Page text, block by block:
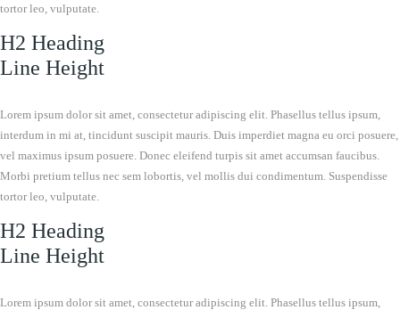
tortor leo, vulputate.
H2 Heading
Line Height
Lorem ipsum dolor sit amet, consectetur adipiscing elit. Phasellus tellus ipsum,
interdum in mi at, tincidunt suscipit mauris. Duis imperdiet magna eu orci posuere,
vel maximus ipsum posuere. Donec eleifend turpis sit amet accumsan faucibus.
Morbi pretium tellus nec sem lobortis, vel mollis dui condimentum. Suspendisse
tortor leo, vulputate.
H2 Heading
Line Height
Lorem ipsum dolor sit amet, consectetur adipiscing elit. Phasellus tellus ipsum,